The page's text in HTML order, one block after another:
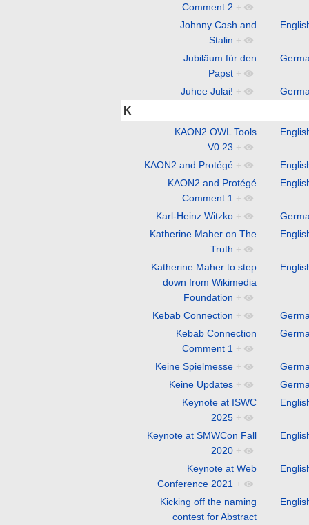
Comment 2 +
Johnny Cash and
Stalin +
Jubiläum für den
Papst +
Juhee Julai! +
K
KAON2 OWL Tools
V0.23 +
KAON2 and Protégé +
KAON2 and Protégé
Comment 1 +
Karl-Heinz Witzko +
Katherine Maher on The
Truth +
Katherine Maher to step
down from Wikimedia
Foundation +
Kebab Connection +
Kebab Connection
Comment 1 +
Keine Spielmesse +
Keine Updates +
Keynote at ISWC
2025 +
Keynote at SMWCon Fall
2020 +
Keynote at Web
Conference 2021 +
Kicking off the naming
contest for Abstract